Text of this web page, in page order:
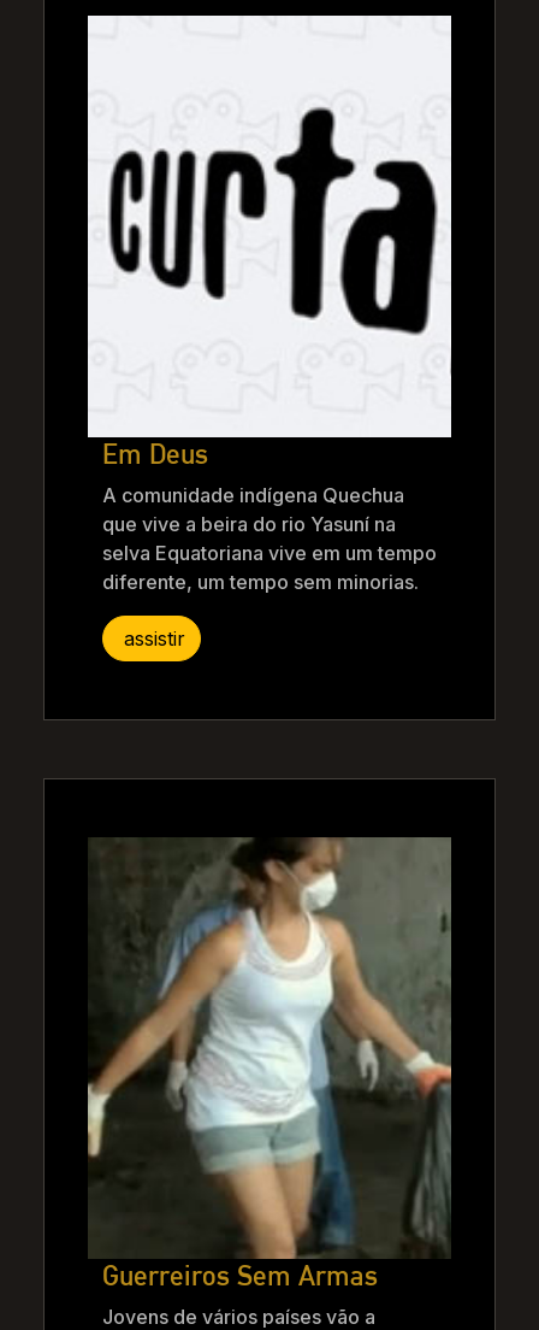
Em Deus
A comunidade indígena Quechua
que vive a beira do rio Yasuní na
selva Equatoriana vive em um tempo
diferente, um tempo sem minorias.
assistir
Guerreiros Sem Armas
Jovens de vários países vão a